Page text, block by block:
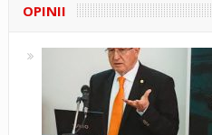
OPINII